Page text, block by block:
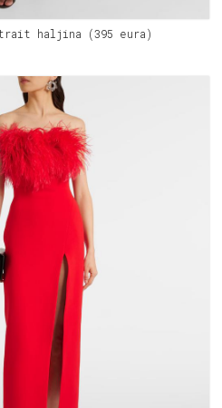
haljina (395 eura)